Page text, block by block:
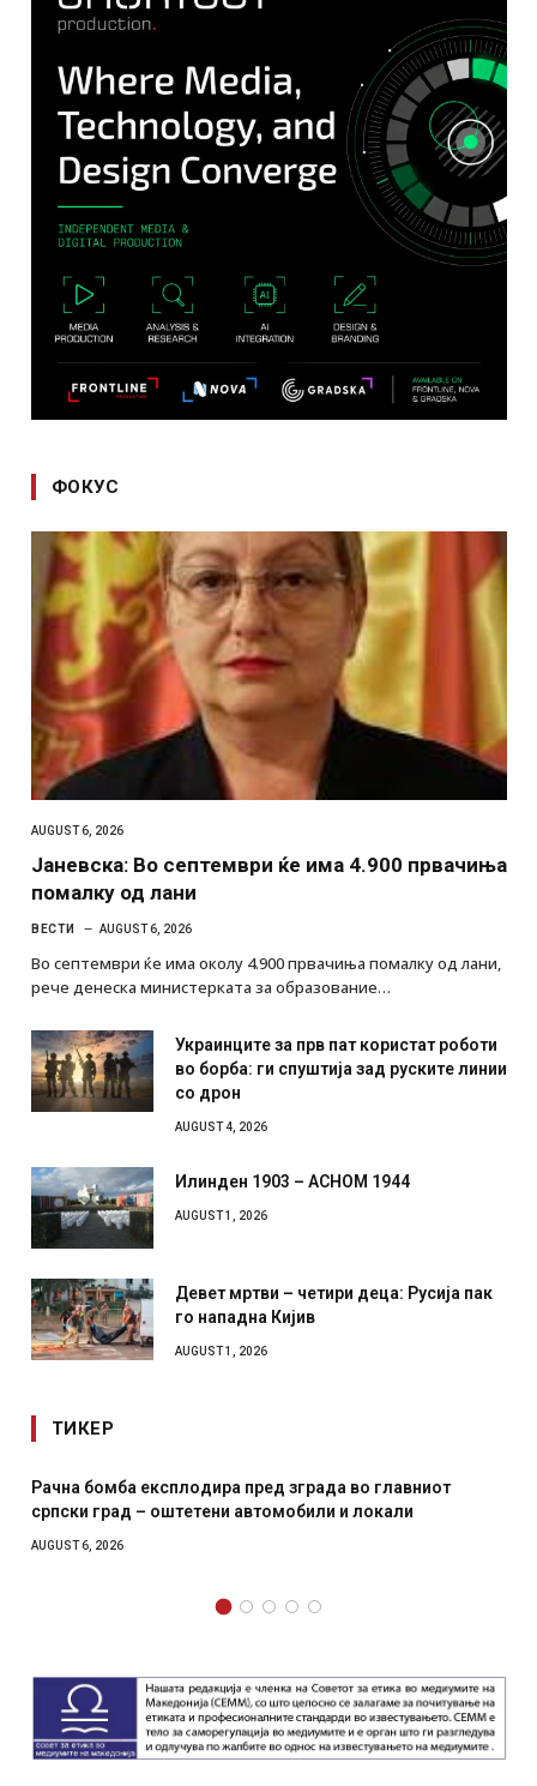
ФОКУС
AUGUST 6, 2026
Јаневска: Во септември ќе има 4.900 првачиња
помалку од лани
ВЕСТИ AUGUST 6, 2026
Во септември ќе има околу 4.900 првачиња помалку од лани,
рече денеска министерката за образование…
Украинците за прв пат користат роботи
во борба: ги спуштија зад руските линии
со дрон
AUGUST 4, 2026
Илинден 1903 – АСНОМ 1944
AUGUST 1, 2026
Девет мртви – четири деца: Русија пак
го нападна Кијив
AUGUST 1, 2026
ТИКЕР
И Данска се милитарилизира – воведува нова
месечна воена